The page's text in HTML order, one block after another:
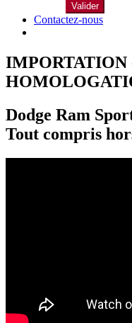
Valider
Contactez-nous
IMPORTATION
Dodge Ram
Tout compris